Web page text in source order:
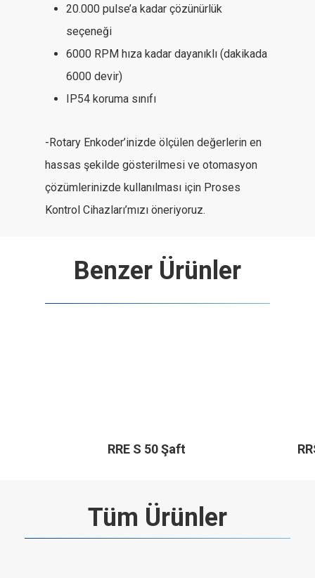
20.000 pulse’a kadar çözünürlük
seçeneği
6000 RPM hıza kadar dayanıklı (dakikada
6000 devir)
IP54 koruma sınıfı
-Rotary Enkoder’inizde ölçülen değerlerin en
hassas şekilde gösterilmesi ve otomasyon
çözümlerinizde kullanılması için Proses
Kontrol Cihazları’mızı öneriyoruz.
Benzer Ürünler
RRE S 50 Şaft
Tüm Ürünler